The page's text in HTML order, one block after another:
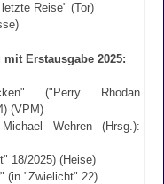
Reise" (Tor)
Erstausgabe 2025:
("Perry Rhodan
(VPM)
Wehren (Hrsg.):
18/2025) (Heise)
(in "Zwielicht" 22)